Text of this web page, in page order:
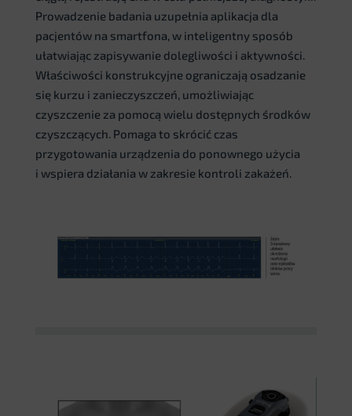
Prowadzenie badania uzupełnia aplikacja dla
pacjentów na smartfona, w inteligentny sposób
ułatwiając zapisywanie dolegliwości i aktywności.
Właściwości konstrukcyjne ograniczają osadzanie
się kurzu i zanieczyszczeń, umożliwiając
czyszczenie za pomocą wielu dostępnych środków
czyszczących. Pomaga to skrócić czas
przygotowania urządzenia do ponownego użycia
i wspiera działania w zakresie kontroli zakażeń.